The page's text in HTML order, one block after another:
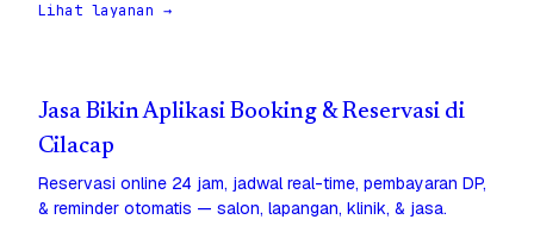
Lihat layanan →
Jasa Bikin Aplikasi Booking & Reservasi di
Cilacap
Reservasi online 24 jam, jadwal real-time, pembayaran DP,
& reminder otomatis — salon, lapangan, klinik, & jasa.